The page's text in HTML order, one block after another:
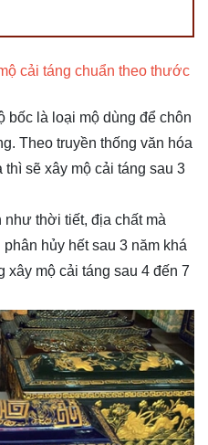
cải táng chuẩn theo thước
bốc là loại mộ dùng để chôn
Theo truyền thống văn hóa
sẽ xây mộ cải táng sau 3
thời tiết, địa chất mà
hủy hết sau 3 năm khá
mộ cải táng sau 4 đến 7